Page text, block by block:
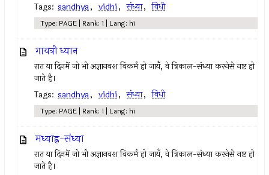
Tags: sandhya, vidhi, संध्या, विधी
Type: PAGE | Rank: 1 | Lang: hi
गायत्री ध्यान
रात या दिनमें जो भी अज्ञानवश विकर्म हो जायँ, वे त्रिकाल-संध्या करनेसे नष्ट हो
जाते है।
Tags: sandhya, vidhi, संध्या, विधी
Type: PAGE | Rank: 1 | Lang: hi
मध्याह्न-संध्या
रात या दिनमें जो भी अज्ञानवश विकर्म हो जायँ, वे त्रिकाल-संध्या करनेसे नष्ट हो
जाते है।